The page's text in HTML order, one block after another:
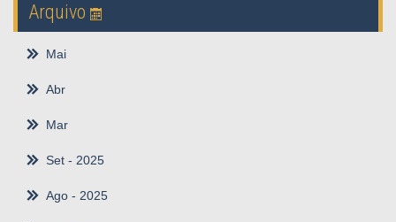
Arquivo
Mai
Abr
Mar
Set - 2025
Ago - 2025